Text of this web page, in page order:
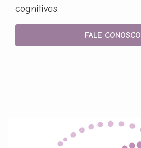
cognitivas.
FALE CONOSCO